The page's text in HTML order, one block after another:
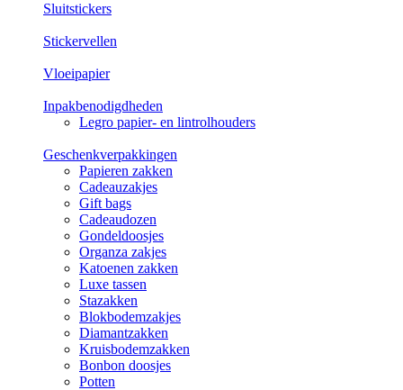
Sluitstickers
Stickervellen
Vloeipapier
Inpakbenodigdheden
Legro papier- en lintrolhouders
Geschenkverpakkingen
Papieren zakken
Cadeauzakjes
Gift bags
Cadeaudozen
Gondeldoosjes
Organza zakjes
Katoenen zakken
Luxe tassen
Stazakken
Blokbodemzakjes
Diamantzakken
Kruisbodemzakken
Bonbon doosjes
Potten